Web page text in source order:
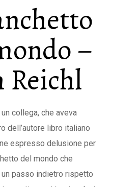
–
Reichl
collega, che aveva
dell’autore libro italiano
espresso delusione per
del mondo che
passo indietro rispetto